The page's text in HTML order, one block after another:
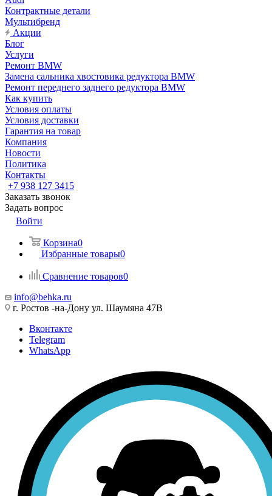
Контрактные детали
Мультибренд
Акции
Блог
Услуги
Ремонт BMW
Замена сальника хвостовика редуктора BMW
Ремонт переднего заднего редуктора BMW
Как купить
Условия оплаты
Условия доставки
Гарантия на товар
Компания
Новости
Политика
Контакты
+7 938 127 3415
Заказать звонок
Задать вопрос
Войти
Корзина0
Избранные товары0
Сравнение товаров0
info@behka.ru
г. Ростов -на-Дону ул. Шаумяна 47В
Вконтакте
Telegram
WhatsApp